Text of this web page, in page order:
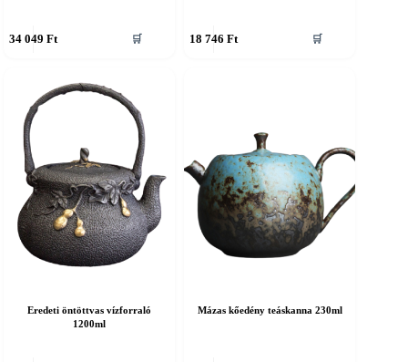
34 049 Ft 🛒 18 746 Ft 🛒
Eredeti öntöttvas vízforraló
1200ml
Mázas kőedény teáskanna 230ml